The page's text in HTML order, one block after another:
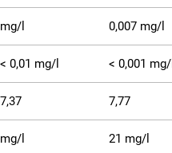
mg/l 0,007 mg/l
< 0,01 mg/l < 0,001 mg/l
7,37 7,77
mg/l 21 mg/l